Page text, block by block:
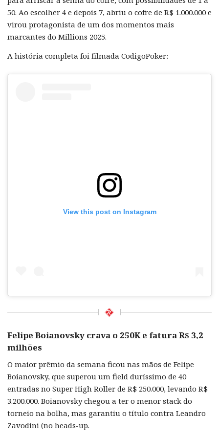
50. Ao escolher 4 e depois 7, abriu o cofre de R$ 1.000.000 e
virou protagonista de um dos momentos mais
marcantes do Millions 2025.
A história completa foi filmada CodigoPoker:
View this post on Instagram
Felipe Boianovsky crava o 250K e fatura R$ 3,2
milhões
O maior prêmio da semana ficou nas mãos de Felipe
Boianovsky, que superou um field duríssimo de 40
entradas no Super High Roller de R$ 250.000, levando R$
3.200.000. Boianovsky chegou a ter o menor stack do
torneio na bolha, mas garantiu o título contra Leandro
Zavodini (no heads-up.